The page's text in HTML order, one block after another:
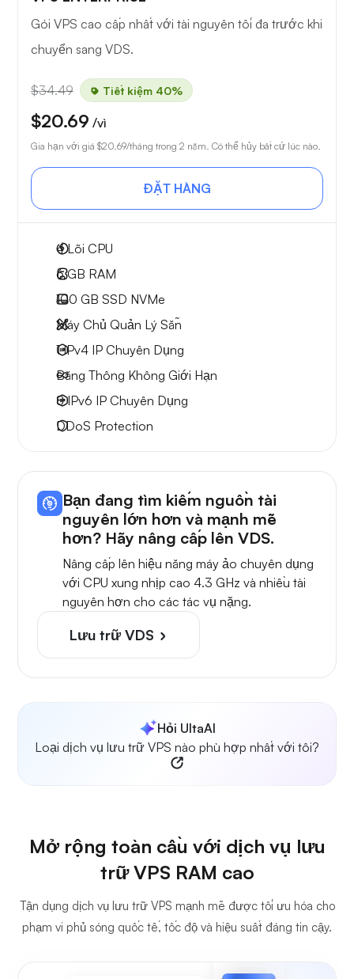
Gói VPS cao cấp nhất với tài nguyên tối đa trước khi
chuyển sang VDS.
$34.49 Tiết kiệm 40%
$20.69 /vì
Gia hạn với giá $20.69/tháng trong 2 năm. Có thể hủy bất cứ lúc nào.
ĐẶT HÀNG
4Lõi CPU
6 GB RAM
100 GB SSD NVMe
Máy Chủ Quản Lý Sẵn
1 IPv4 IP Chuyên Dụng
Băng Thông Không Giới Hạn
8 IPv6 IP Chuyên Dụng
DDoS Protection
Bạn đang tìm kiếm nguồn tài
nguyên lớn hơn và mạnh mẽ
hơn? Hãy nâng cấp lên VDS.
Nâng cấp lên hiệu năng máy ảo chuyên dụng
với CPU xung nhịp cao 4.3 GHz và nhiều tài
nguyên hơn cho các tác vụ nặng.
Lưu trữ VDS
Hỏi UltaAI
Loại dịch vụ lưu trữ VPS nào phù hợp nhất với tôi?
Mở rộng toàn cầu với dịch vụ lưu
trữ VPS RAM cao
Tận dụng dịch vụ lưu trữ VPS mạnh mẽ được tối ưu hóa cho
phạm vi phủ sóng quốc tế, tốc độ và hiệu suất đáng tin cậy.